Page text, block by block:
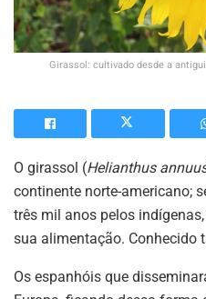
Girassol: cultivado desde a
O girassol (Helianthus
continente norte-americano;
três mil anos pelos
sua alimentação. Conhecido
Os espanhóis que